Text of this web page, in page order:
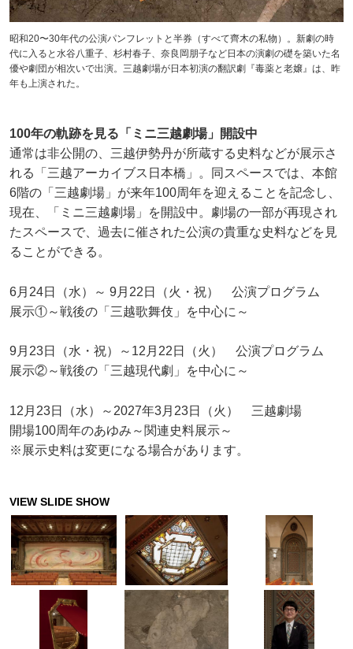
昭和20〜30年代の公演パンフレットと半券（すべて齊木の私物）。新劇の時
代に入ると水谷八重子、杉村春子、奈良岡朋子など日本の演劇の礎を築いた名
優や劇団が相次いで出演。三越劇場が日本初演の翻訳劇『毒薬と老嬢』は、昨
年も上演された。
100年の軌跡を見る「ミニ三越劇場」開設中
通常は非公開の、三越伊勢丹が所蔵する史料などが展示さ
れる「三越アーカイブス日本橋」。同スペースでは、本館
6階の「三越劇場」が来年100周年を迎えることを記念し、
現在、「ミニ三越劇場」を開設中。劇場の一部が再現され
たスペースで、過去に催された公演の貴重な史料などを見
ることができる。
6月24日（水）～ 9月22日（火・祝） 公演プログラム
展示①～戦後の「三越歌舞伎」を中心に～
9月23日（水・祝）～12月22日（火） 公演プログラム
展示②～戦後の「三越現代劇」を中心に～
12月23日（水）～2027年3月23日（火） 三越劇場
開場100周年のあゆみ～関連史料展示～
※展示史料は変更になる場合があります。